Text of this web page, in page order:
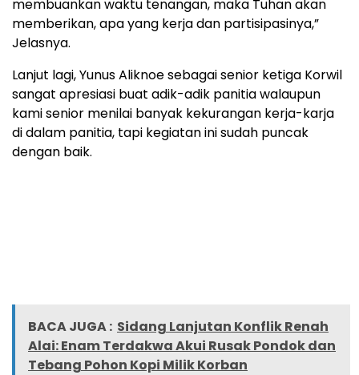
membuankan waktu tenangan, maka Tuhan akan
memberikan, apa yang kerja dan partisipasinya,”
Jelasnya.
Lanjut lagi, Yunus Aliknoe sebagai senior ketiga Korwil
sangat apresiasi buat adik-adik panitia walaupun
kami senior menilai banyak kekurangan kerja-karja
di dalam panitia, tapi kegiatan ini sudah puncak
dengan baik.
BACA JUGA : Sidang Lanjutan Konflik Renah
Alai: Enam Terdakwa Akui Rusak Pondok dan
Tebang Pohon Kopi Milik Korban